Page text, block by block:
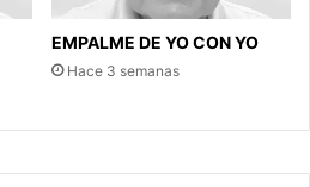
EMPALME DE YO CON YO
Hace 3 semanas